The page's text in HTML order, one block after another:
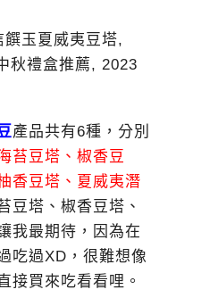
產品共有6種，分別
苔豆塔、椒香豆
香豆塔、夏威夷潛
豆塔、椒香豆塔、
我最期待，因為在
吃過XD，很難想像
接買來吃看看哩。